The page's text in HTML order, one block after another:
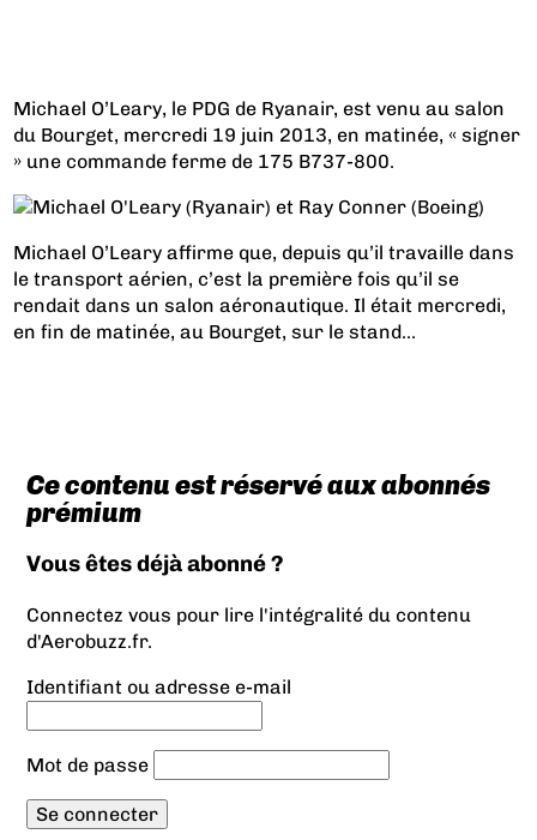
Michael O’Leary, le PDG de Ryanair, est venu au salon
du Bourget, mercredi 19 juin 2013, en matinée, « signer
» une commande ferme de 175 B737-800.
Michael O’Leary affirme que, depuis qu’il travaille dans
le transport aérien, c’est la première fois qu’il se
rendait dans un salon aéronautique. Il était mercredi,
en fin de matinée, au Bourget, sur le stand...
Ce contenu est réservé aux abonnés
prémium
Vous êtes déjà abonné ?
Connectez vous pour lire l'intégralité du contenu
d'Aerobuzz.fr.
Identifiant ou adresse e-mail
Mot de passe